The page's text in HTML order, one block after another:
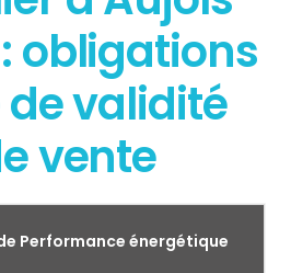
obligations
validité
vente
Performance énergétique